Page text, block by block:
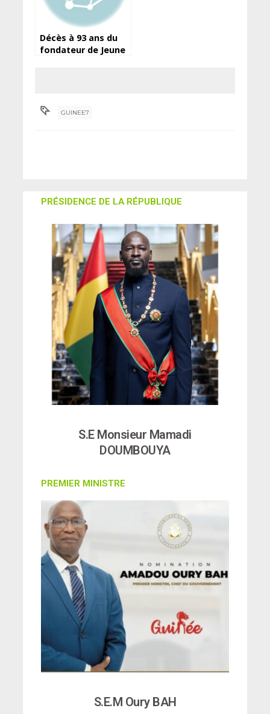
Décès à 93 ans du
fondateur de Jeune
GUINEE7
PRÉSIDENCE DE LA RÉPUBLIQUE
S.E Monsieur Mamadi
DOUMBOUYA
PREMIER MINISTRE
S.E.M Oury BAH